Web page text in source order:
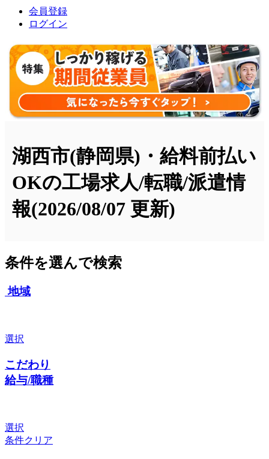
会員登録
ログイン
湖西市(静岡県)・給料前払い
OKの工場求人/転職/派遣情
報(2026/08/07 更新)
条件を選んで検索
地域
選択
こだわり
給与/職種
選択
条件クリア